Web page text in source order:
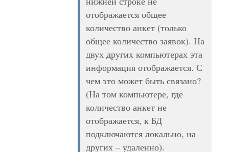
отображается общее
количество анкет (только
общее количество заявок). На
двух других компьютерах эта
информация отображается. С
чем это может быть связано?
(На том компьютере, где
количество анкет не
отображается, к БД
подключаются локально, на
других – удаленно).